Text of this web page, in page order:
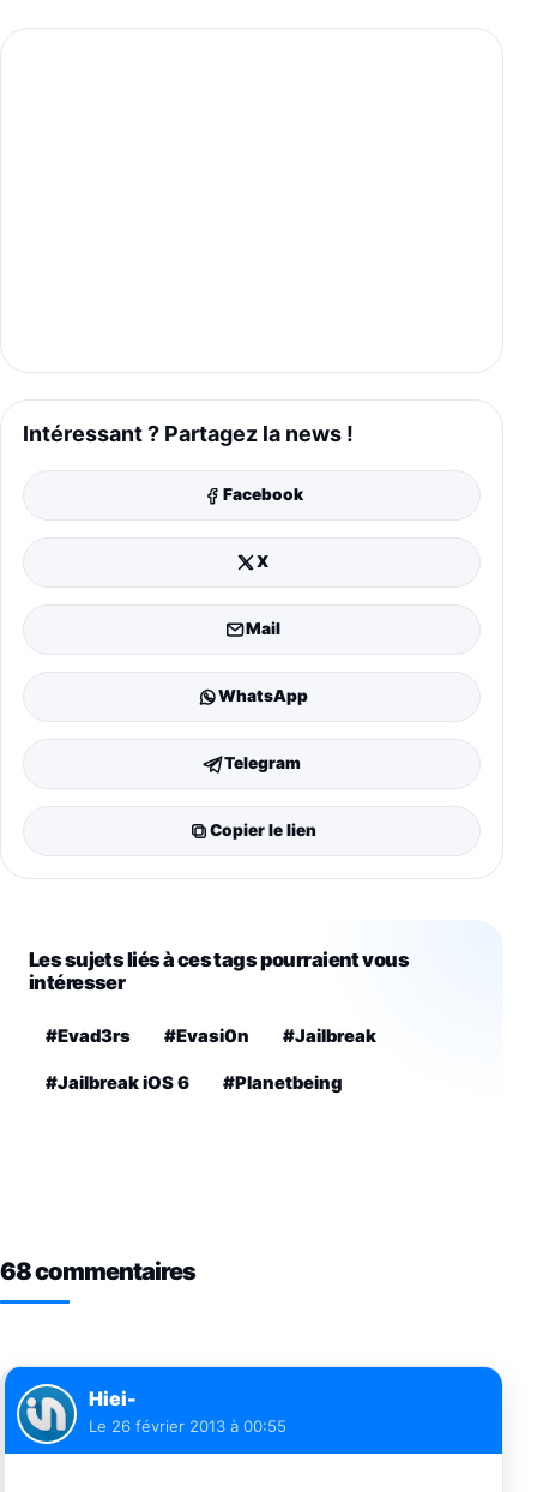
Intéressant ? Partagez la news !
Facebook
X
Mail
WhatsApp
Telegram
Copier le lien
Les sujets liés à ces tags pourraient vous
intéresser
#Evad3rs #Evasi0n #Jailbreak
#Jailbreak iOS 6 #Planetbeing
68 commentaires
Hiei-
Le 26 février 2013 à 00:55